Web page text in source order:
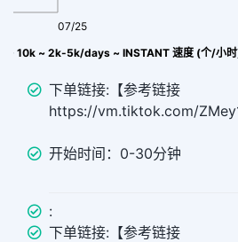
~ 10k ~ 2k-5k/days ~ INSTANT 速度 (个/小
07/25
下单链接:【参考链接
https://vm.tiktok.com/
开始时间：0-30分钟
:
下单链接:【参考链接